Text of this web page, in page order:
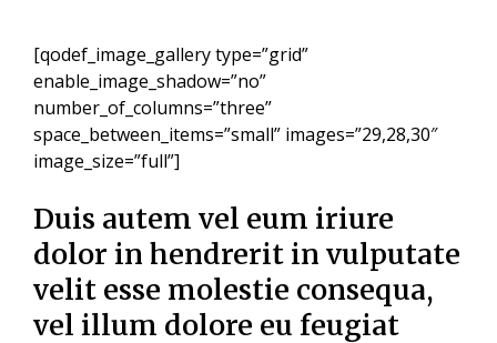
[qodef_image_gallery type=”grid”
enable_image_shadow=”no”
number_of_columns=”three”
space_between_items=”small” images=”29,28,30″
image_size=”full”]
Duis autem vel eum iriure
dolor in hendrerit in vulputate
velit esse molestie consequa,
vel illum dolore eu feugiat